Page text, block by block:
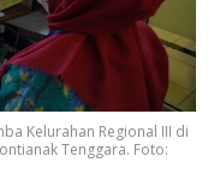
Kelurahan Regional III di
Tenggara. Foto: